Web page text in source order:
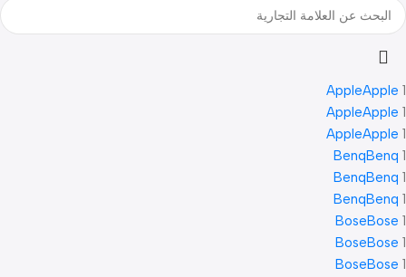
AppleApple 1
AppleApple 1
AppleApple 1
BenqBenq 1
BenqBenq 1
BenqBenq 1
BoseBose 1
BoseBose 1
BoseBose 1